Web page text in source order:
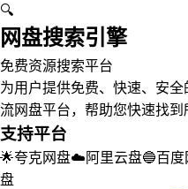
🔍
网盘搜索引擎
免费资源搜索平台
为用户提供免费、快速、安
流网盘平台，帮助您快速找到
支持平台
🌟夸克网盘☁️阿里云盘🔵百
盘